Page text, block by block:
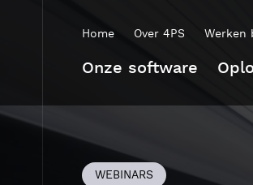
Home Over 4PS Werken
Onze software
WEBINARS